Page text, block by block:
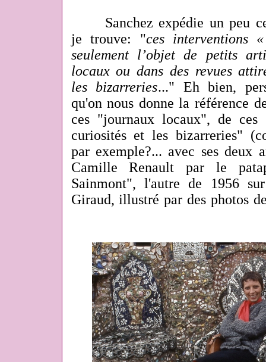
Sanchez expédie un peu
je trouve: "ces interventions
seulement l’objet de petits
locaux ou dans des revues
les bizarreries..."
Eh bien,
qu'on nous donne la référence
ces "journaux locaux", de ces
curiosités et les bizarreries"
par exemple?... avec ses deux
Camille Renault par le
Sainmont", l'autre de 1956
Giraud, illustré par des photos